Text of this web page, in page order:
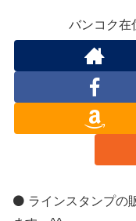
バンコク在
⚫️ ラインスタンプの